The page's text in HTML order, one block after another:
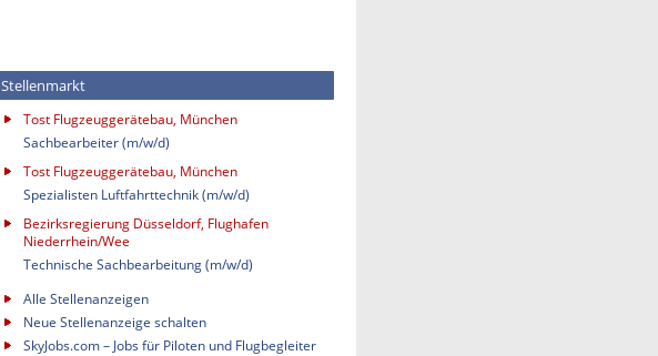
Stellenmarkt
Tost Flugzeuggerätebau, München
Sachbearbeiter (m/w/d)
Tost Flugzeuggerätebau, München
Spezialisten Luftfahrttechnik (m/w/d)
Bezirksregierung Düsseldorf, Flughafen
Niederrhein/Wee
Technische Sachbearbeitung (m/w/d)
Alle Stellenanzeigen
Neue Stellenanzeige schalten
SkyJobs.com – Jobs für Piloten und Flugbegleiter